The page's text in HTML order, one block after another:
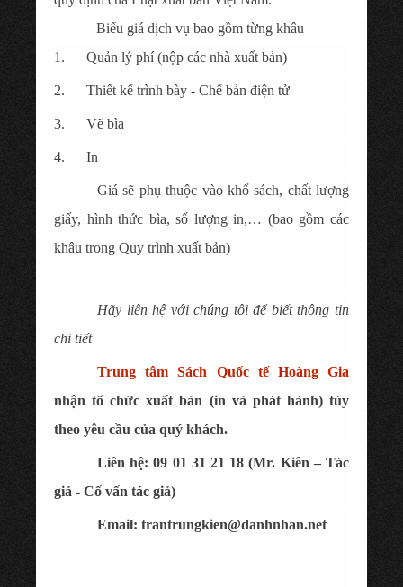
Biểu giá dịch vụ bao gồm từng khâu
1. Quản lý phí (nộp các nhà xuất bản)
2. Thiết kế trình bày - Chế bản điện tử
3. Vẽ bìa
4. In
Giá sẽ phụ thuộc vào khổ sách, chất lượng
giấy, hình thức bìa, số lượng in,… (bao gồm các
khâu trong Quy trình xuất bản)
Hãy liên hệ với chúng tôi để biết thông tin
chi tiết
Trung tâm Sách Quốc tế Hoàng Gia
nhận tổ chức xuất bản (in và phát hành) tùy
theo yêu cầu của quý khách.
Liên hệ:09 01 31 21 18 (Mr. Kiên – Tác
giả - Cố vấn tác giả)
Email: trantrungkien@danhnhan.net